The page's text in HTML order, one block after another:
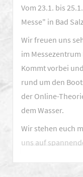
wir
auf
der
Vom 23.1. bis
Messe" in Bad
Wir freuen uns
im
Kommt vorbei
rund um den
der Online-
dem Wasser.
Wir stehen euch
uns auf